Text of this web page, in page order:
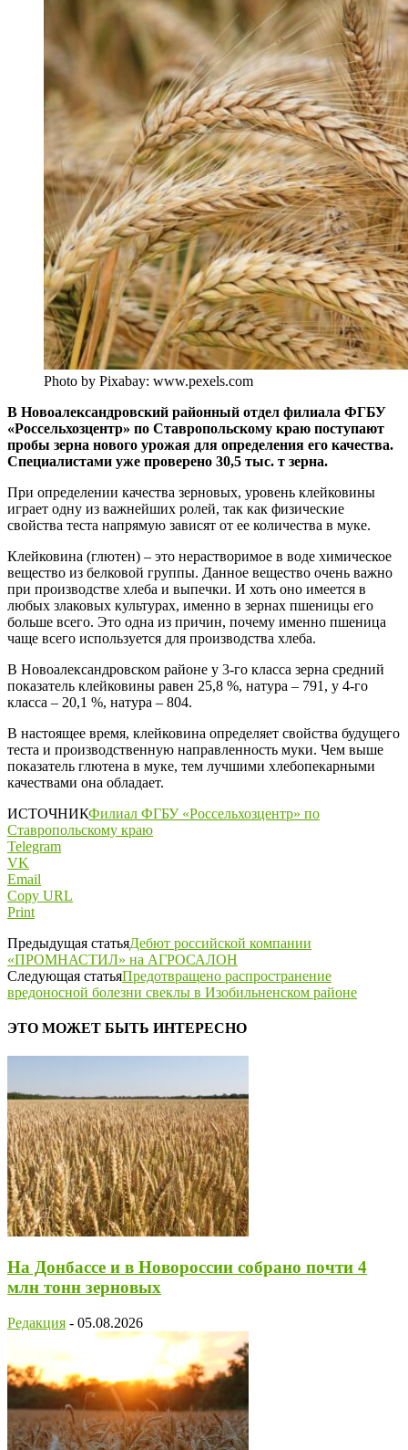
Photo by Pixabay: www.pexels.com
В Новоалександровский районный отдел филиала ФГБУ
«Россельхозцентр» по Ставропольскому краю поступают
пробы зерна нового урожая для определения его качества.
Специалистами уже проверено 30,5 тыс. т зерна.
При определении качества зерновых, уровень клейковины
играет одну из важнейших ролей, так как физические
свойства теста напрямую зависят от ее количества в муке.
Клейковина (глютен) – это нерастворимое в воде химическое
вещество из белковой группы. Данное вещество очень важно
при производстве хлеба и выпечки. И хоть оно имеется в
любых злаковых культурах, именно в зернах пшеницы его
больше всего. Это одна из причин, почему именно пшеница
чаще всего используется для производства хлеба.
В Новоалександровском районе у 3-го класса зерна средний
показатель клейковины равен 25,8 %, натура – 791, у 4-го
класса – 20,1 %, натура – 804.
В настоящее время, клейковина определяет свойства будущего
теста и производственную направленность муки. Чем выше
показатель глютена в муке, тем лучшими хлебопекарными
качествами она обладает.
ИСТОЧНИКФилиал ФГБУ «Россельхозцентр» по
Ставропольскому краю
Telegram
VK
Email
Copy URL
Print
Предыдущая статьяДебют российской компании
«ПРОМНАСТИЛ» на АГРОСАЛОН
Следующая статьяПредотвращено распространение
вредоносной болезни свеклы в Изобильненском районе
ЭТО МОЖЕТ БЫТЬ ИНТЕРЕСНО
На Донбассе и в Новороссии собрано почти 4
млн тонн зерновых
Редакция - 05.08.2026